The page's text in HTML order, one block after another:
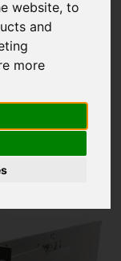
website,to
and
more
Series and Intel
Memory